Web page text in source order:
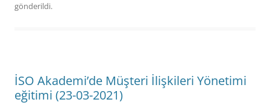
gönderildi.
İSO Akademi’de Müşteri İlişkileri Yönetimi
eğitimi (23-03-2021)